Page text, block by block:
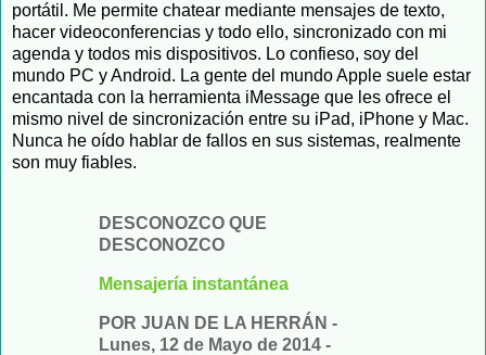
portátil. Me permite chatear mediante mensajes de texto,
hacer videoconferencias y todo ello, sincronizado con mi
agenda y todos mis dispositivos. Lo confieso, soy del
mundo PC y Android. La gente del mundo Apple suele estar
encantada con la herramienta iMessage que les ofrece el
mismo nivel de sincronización entre su iPad, iPhone y Mac.
Nunca he oído hablar de fallos en sus sistemas, realmente
son muy fiables.
DESCONOZCO QUE
DESCONOZCO
Mensajería instantánea
POR JUAN DE LA HERRÁN -
Lunes, 12 de Mayo de 2014 -